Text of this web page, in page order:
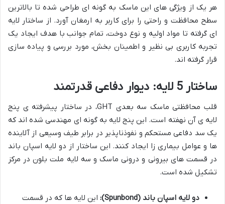
هر یک از ویژگی های این ماسک به گونه ای طراحی شده تا بالاترین
سطح محافظت و راحتی را برای کاربر به ارمغان آورد. از ساختار لایه
ای گرفته تا مواد اولیه و نوع دوخت، تمام جوانب با هدف ایجاد یک
تجربه کاربری بی نظیر و اطمینان بخش، مورد بررسی و پیاده سازی
قرار گرفته اند.
ساختار 5 لایه: دیوار دفاعی قدرتمند
قلب محافظتی ماسک سه بعدی GHT، در ساختار پیشرفته ی پنج
لایه ی آن نهفته است. این پنج لایه به گونه ای مهندسی شده اند که
یک سد دفاعی مستحکم و نفوذناپذیر در برابر طیف وسیعی از آلاینده
ها و عوامل بیماری زا ایجاد کنند. این ساختار از دو لایه اسپان باند
در قسمت های بیرونی و درونی ماسک و سه لایه ملت بلون در مرکز
تشکیل شده است.
دو لایه اسپان باند (Spunbond):
این لایه ها که در قسمت